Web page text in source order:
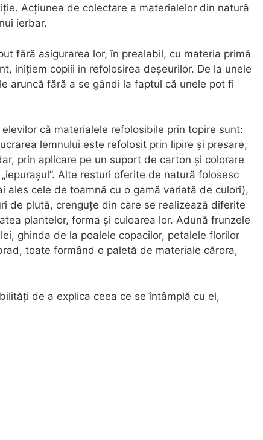
Acţiunea de colectare a materialelor din natură
ierbar.
fără asigurarea lor, în prealabil, cu materia primă
iniţiem copiii în refolosirea deşeurilor. De la unele
aruncă fără a se gândi la faptul că unele pot fi
că materialele refolosibile prin topire sunt:
lemnului este refolosit prin lipire şi presare,
prin aplicare pe un suport de carton şi colorare
Alte resturi oferite de natură folosesc
ales cele de toamnă cu o gamă variată de culori),
de plută, crenguţe din care se realizează diferite
plantelor, forma şi culoarea lor. Adună frunzele
ghinda de la poalele copacilor, petalele florilor
toate formând o paletă de materiale cărora,
de a explica ceea ce se întâmplă cu el,